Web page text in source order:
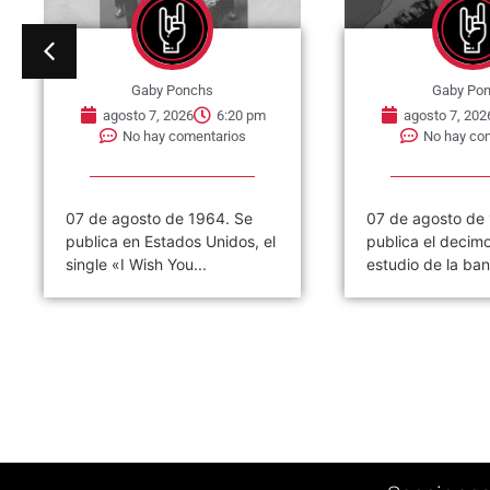
Gaby Ponchs
agosto 7, 2026
6:20 pm
No hay comentarios
07 de agosto de 1964. Se
publica en Estados Unidos, el
single «I Wish You...
Gaby
agosto 7,
No hay
07 de agosto de
publica el
estudio de la